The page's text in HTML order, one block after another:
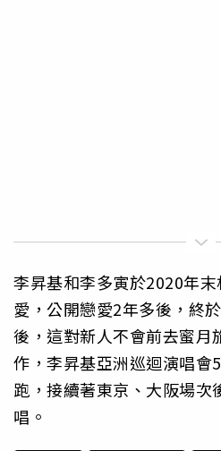
李昇基和李多寅於2020年
愛，公開戀愛2年多後，終
後，這對新人不會前去蜜月
作，李昇基亞洲巡迴演唱會
跑，接續著東京、大阪場次
唱。